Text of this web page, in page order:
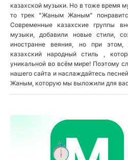
казахской музыки. Но в тоже время
то трек "Жаным Жаным"
Современные казахские группы
музыки, добавили новые стили,
иностранне веяния, но при этом,
казахский народный стиль ,
уникальной во всём мире! Поэтому
нашего сайта и наслаждайтесь
Жаным, которую мы выложили для вас